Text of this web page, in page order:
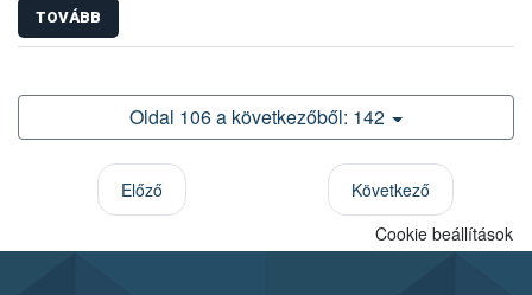
TOVÁBB
Oldal 106 a következőből: 142
Előző
Következő
Cookie beállítások